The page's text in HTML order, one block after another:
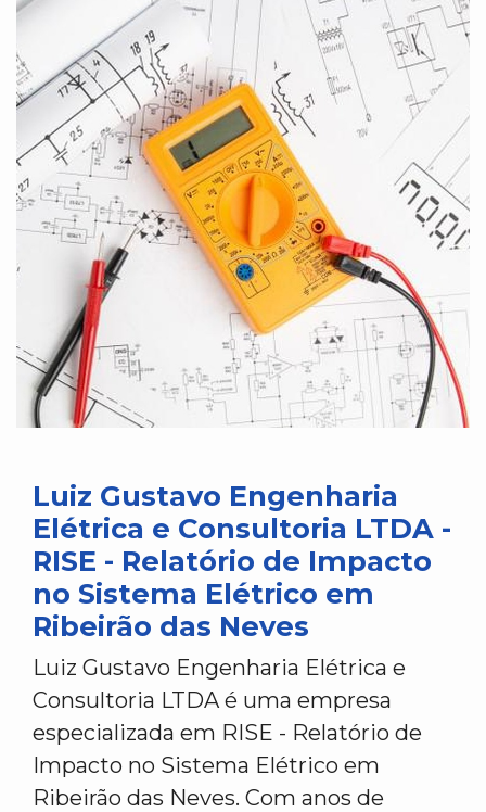
Luiz Gustavo Engenharia
Elétrica e Consultoria LTDA -
RISE - Relatório de Impacto
no Sistema Elétrico em
Ribeirão das Neves
Luiz Gustavo Engenharia Elétrica e
Consultoria LTDA é uma empresa
especializada em RISE - Relatório de
Impacto no Sistema Elétrico em
Ribeirão das Neves. Com anos de